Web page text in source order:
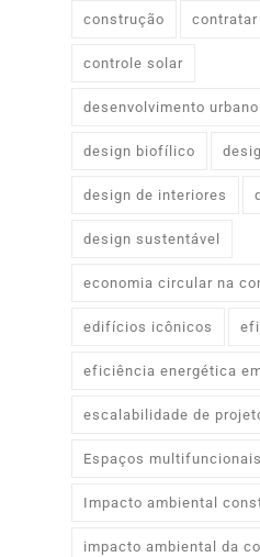
construção
controle solar
desenvolvimento
design biofílico
design de interiores
design sustentável
economia circular na
edifícios icônicos
eficiência energética
escalabilidade de
Espaços multifuncionais
Impacto ambiental
impacto ambiental da